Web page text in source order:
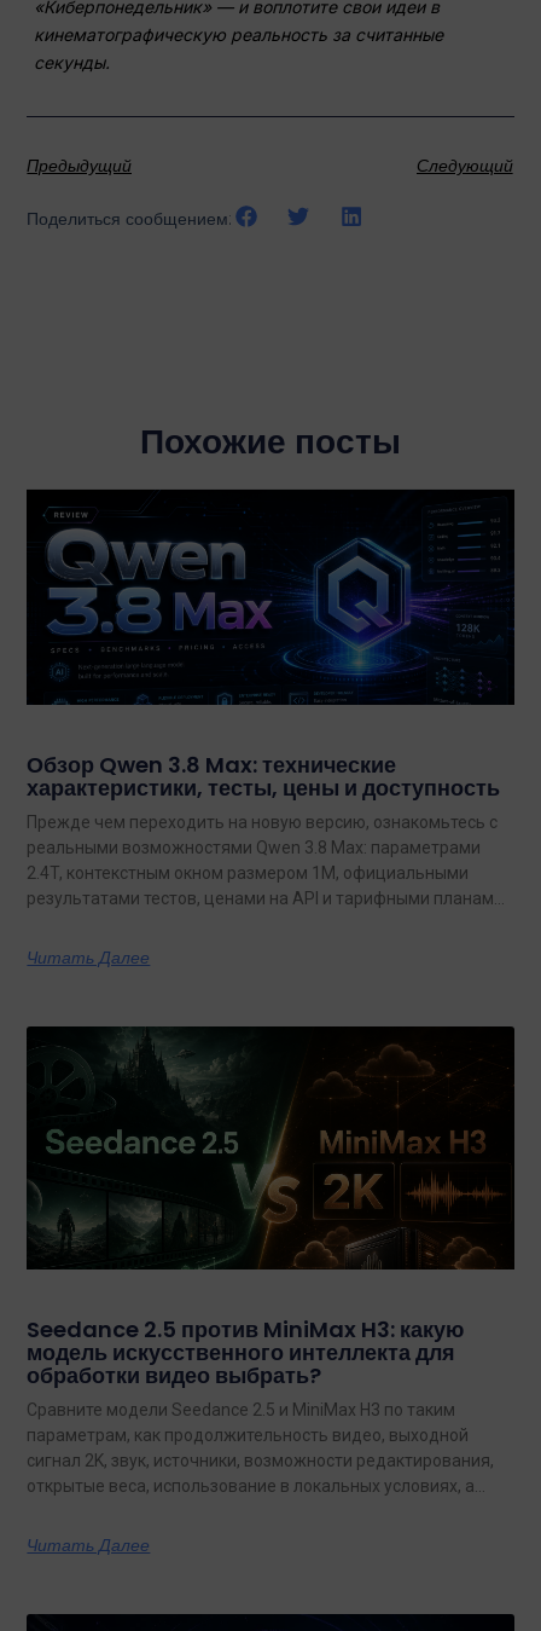
«Киберпонедельник» — и воплотите свои идеи в
кинематографическую реальность за считанные
секунды.
Предыдущий Следующий
Поделиться сообщением:
Похожие посты
Обзор Qwen 3.8 Max: технические
характеристики, тесты, цены и доступность
Прежде чем переходить на новую версию, ознакомьтесь с
реальными возможностями Qwen 3.8 Max: параметрами
2.4T, контекстным окном размером 1M, официальными
результатами тестов, ценами на API и тарифными планами
Читать Далее
Seedance 2.5 против MiniMax H3: какую
модель искусственного интеллекта для
обработки видео выбрать?
Сравните модели Seedance 2.5 и MiniMax H3 по таким
параметрам, как продолжительность видео, выходной
сигнал 2K, звук, источники, возможности редактирования,
открытые веса, использование в локальных условиях, а
конкретных задач на сегодняшний день.
Читать Далее